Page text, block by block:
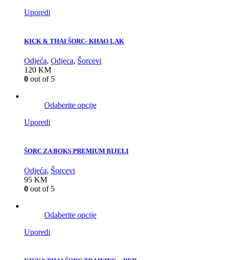
Uporedi
KICK & THAI ŠORC- KHAO LAK
Odjeća, Odjeca, Šorcevi
120 KM
0 out of 5
Odaberite opcije
Uporedi
ŠORC ZA BOKS PREMIUM BIJELI
Odjeća, Šorcevi
95 KM
0 out of 5
Odaberite opcije
Uporedi